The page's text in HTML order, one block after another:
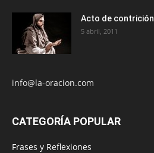
Acto de contrición
5 abril, 2011
info@la-oracion.com
CATEGORÍA POPULAR
Frases y Reflexiones